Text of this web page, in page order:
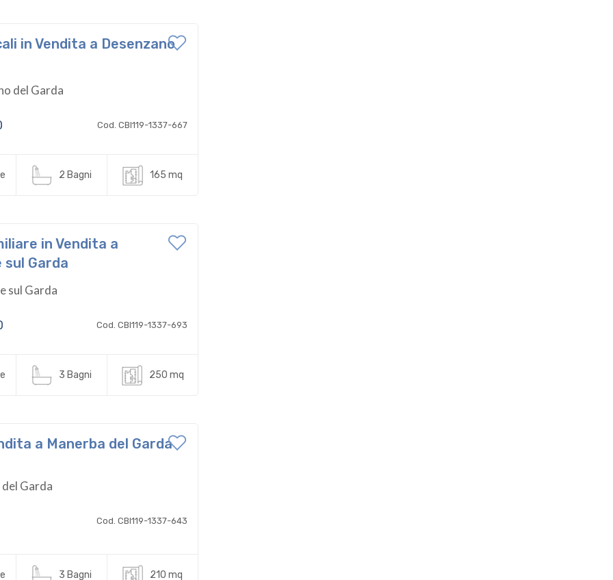
in Vendita a Desenzano
del Garda
Cod. CBI119-1337-667
2 Bagni 165 mq
in Vendita a
sul Garda
sul Garda
Cod. CBI119-1337-693
3 Bagni 250 mq
a Manerba del Garda
Garda
Cod. CBI119-1337-643
3 Bagni 210 mq